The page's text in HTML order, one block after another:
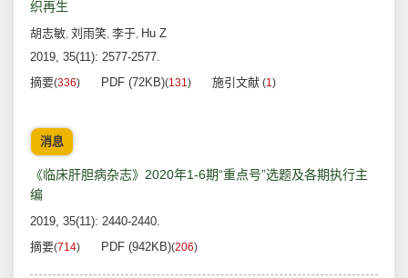
织再生
胡志敏, 刘雨笑, 李于, Hu Z
2019, 35(11): 2577-2577.
摘要(336) PDF (72KB)(131) 施引文献 (1)
消息
《临床肝胆病杂志》2020年1-6期“重点号”选题及各期执行主
编
2019, 35(11): 2440-2440.
摘要(714) PDF (942KB)(206)